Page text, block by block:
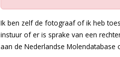
Ik ben zelf de fotograaf of ik heb
instuur of er is sprake van een
aan de Nederlandse